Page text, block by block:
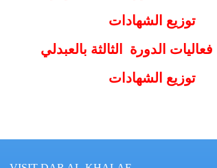
توزيع الشهادات
الدورة الثالثة بالعبدلي
توزيع الشهادات